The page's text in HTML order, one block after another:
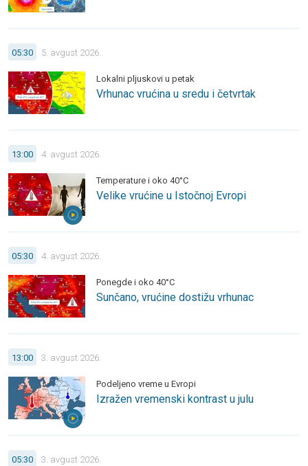
Vrhunac vrućina u sredu i četvrtak. Lokalni pljuskovi u petak.
05:30 5. avgust 2026.
Lokalni pljuskovi u petak
Vrhunac vrućina u sredu i četvrtak
Velike vrućine u Istočnoj Evropi. Temperature i oko 40°C.
13:00 4. avgust 2026.
Temperature i oko 40°C
Velike vrućine u Istočnoj Evropi
Sunčano, vrućine dostižu vrhunac. Ponegde i oko 40°C.
05:30 4. avgust 2026.
Ponegde i oko 40°C
Sunčano, vrućine dostižu vrhunac
Izražen vremenski kontrast u julu. Podeljeno vreme u Evropi.
13:00 3. avgust 2026.
Podeljeno vreme u Evropi
Izražen vremenski kontrast u julu
Temperatura preko 35°C, ponegde oko 40°C. Vrućine se
05:30 3. avgust 2026.